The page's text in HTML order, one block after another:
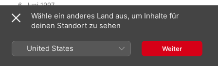
6. Juni 1997
3 Titel, 14 Minuten
℗ 1997 Stradivarius
Aus dem Album
Wähle ein anderes Land aus, um Inhalte für
deinen Standort zu sehen
United States Weiter